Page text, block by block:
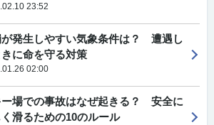
23:52
が発生しやすい気象条件は？ 遭遇し
に命を守る対策
02:00
ー場での事故はなぜ起きる？ 安全に
滑るための10のルール